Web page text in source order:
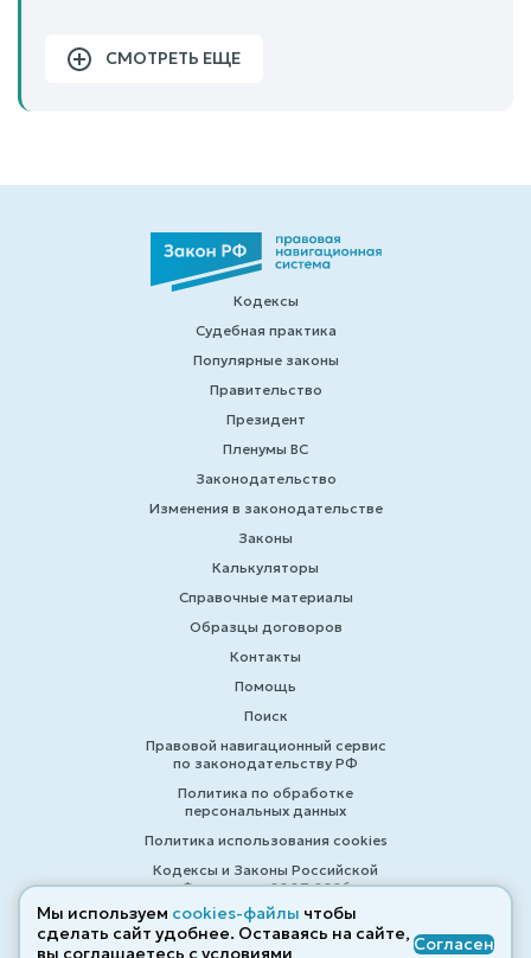
СМОТРЕТЬ ЕЩЕ
Кодексы
Судебная практика
Популярные законы
Правительство
Президент
Пленумы ВС
Законодательство
Изменения в законодательстве
Законы
Калькуляторы
Справочные материалы
Образцы договоров
Контакты
Помощь
Поиск
Правовой навигационный сервис
по законодательству РФ
Политика по обработке
персональных данных
Политика использования cookies
Кодексы и Законы Российской
Федерации 2007-2026
© ZAKONRF.INFO
Мы используем cookies-файлы чтобы
сделать сайт удобнее. Оставаясь на сайте,
вы соглашаетесь с условиями
Согласен